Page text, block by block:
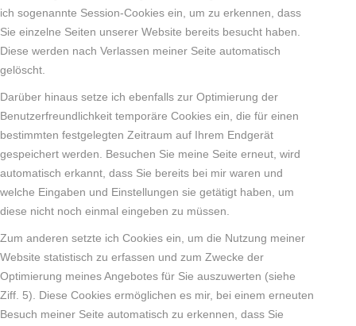
ich sogenannte Session-Cookies ein, um zu erkennen, dass
Sie einzelne Seiten unserer Website bereits besucht haben.
Diese werden nach Verlassen meiner Seite automatisch
gelöscht.
Darüber hinaus setze ich ebenfalls zur Optimierung der
Benutzerfreundlichkeit temporäre Cookies ein, die für einen
bestimmten festgelegten Zeitraum auf Ihrem Endgerät
gespeichert werden. Besuchen Sie meine Seite erneut, wird
automatisch erkannt, dass Sie bereits bei mir waren und
welche Eingaben und Einstellungen sie getätigt haben, um
diese nicht noch einmal eingeben zu müssen.
Zum anderen setzte ich Cookies ein, um die Nutzung meiner
Website statistisch zu erfassen und zum Zwecke der
Optimierung meines Angebotes für Sie auszuwerten (siehe
Ziff. 5). Diese Cookies ermöglichen es mir, bei einem erneuten
Besuch meiner Seite automatisch zu erkennen, dass Sie